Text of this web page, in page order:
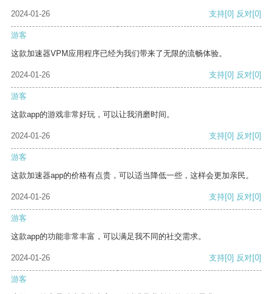
2024-01-26
支持[0] 反对[0]
游客
这款加速器VPM应用程序已经为我们带来了无限的流畅体验。
2024-01-26 支持[0] 反对[0]
游客
这款app的游戏非常好玩，可以让我消磨时间。
2024-01-26 支持[0] 反对[0]
游客
这款加速器app的价格有点贵，可以适当降低一些，这样会更加亲民。
2024-01-26 支持[0] 反对[0]
游客
这款app的功能非常丰富，可以满足我不同的社交需求。
2024-01-26 支持[0] 反对[0]
游客